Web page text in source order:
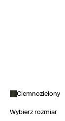
Ciemnozielony
Wybierz rozmiar